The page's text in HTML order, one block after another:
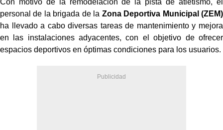
personal de la brigada de la Zona Deportiva Municipal (ZEM)
ha llevado a cabo diversas tareas de mantenimiento y mejora
en las instalaciones adyacentes, con el objetivo de ofrecer
espacios deportivos en óptimas condiciones para los usuarios.